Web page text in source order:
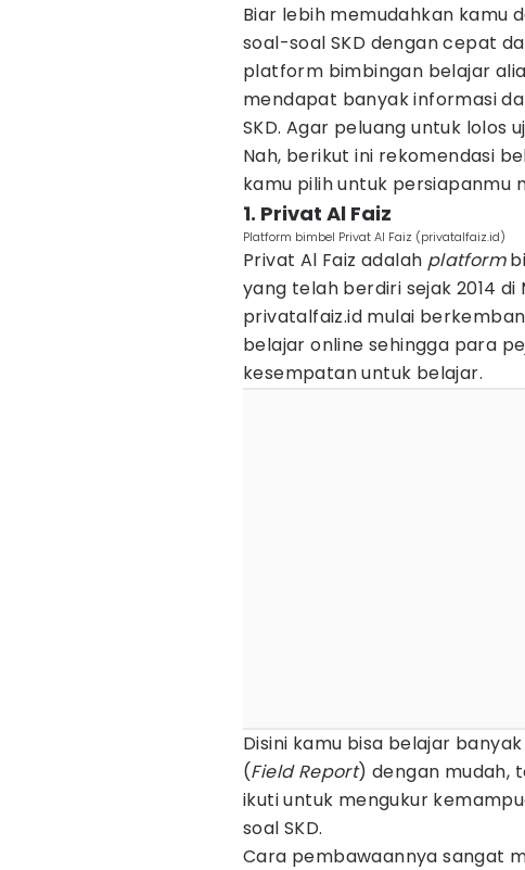
Biar lebih memudahkan kamu
soal-soal SKD dengan cepat
platform bimbingan belajar
mendapat banyak informasi
SKD. Agar peluang untuk lolos
Nah, berikut ini rekomendasi
kamu pilih untuk persiapanmu
1. Privat Al Faiz
Platform bimbel Privat Al Faiz (privatalfaiz.id)
Privat Al Faiz adalah platform
yang telah berdiri sejak 2014 di
privatalfaiz.id mulai
belajar online sehingga para
kesempatan untuk belajar.
Disini kamu bisa belajar
(Field Report) dengan mudah,
ikuti untuk mengukur
soal SKD.
Cara pembawaannya sangat